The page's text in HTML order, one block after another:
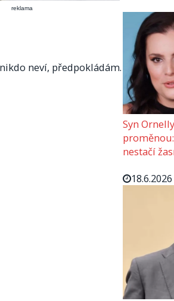
reklama
neví, předpokládám.
Syn
nestačí
18.6.2026